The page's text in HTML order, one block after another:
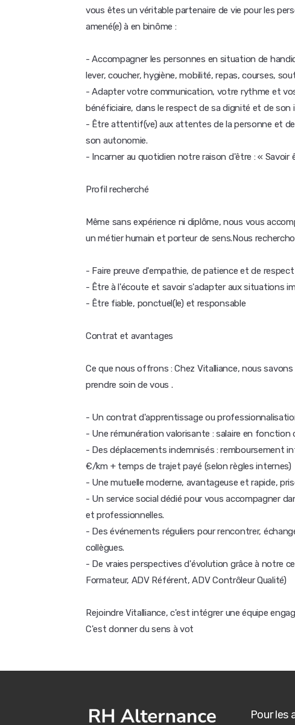
vous êtes un véritable partenaire de vie pour les
amené(e) à en binôme :
- Accompagner les personnes en situation de
lever, coucher, hygiène, mobilité, repas, courses,
- Adapter votre communication, votre rythme et
bénéficiaire, dans le respect de sa dignité et de son
- Être attentif(ve) aux attentes de la personne et
son autonomie.
- Incarner au quotidien notre raison d'être : «
Profil recherché
Même sans expérience ni diplôme, nous vous
un métier humain et porteur de sens.Nous
- Faire preuve d'empathie, de patience et de respect
- Être à l'écoute et savoir s'adapter aux situations
- Être fiable, ponctuel(le) et responsable
Contrat et avantages
Ce que nous offrons : Chez Vitalliance, nous
prendre soin de vous .
- Un contrat d'apprentissage ou
- Une rémunération valorisante : salaire en fonction
- Des déplacements indemnisés : remboursement
€/km + temps de trajet payé (selon règles internes)
- Une mutuelle moderne, avantageuse et rapide,
- Un service social dédié pour vous accompagner
et professionnelles.
- Des événements réguliers pour rencontrer,
collègues.
- De vraies perspectives d'évolution grâce à notre
Formateur, ADV Référent, ADV Contrôleur Qualité)
Rejoindre Vitalliance, c'est intégrer une équipe
C'est donner du sens à vot
Pour les